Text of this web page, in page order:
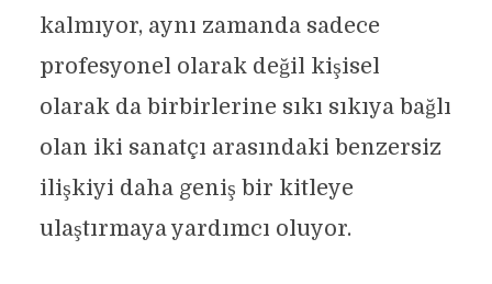
kalmıyor, aynı zamanda sadece
profesyonel olarak değil kişisel
olarak da birbirlerine sıkı sıkıya bağlı
olan iki sanatçı arasındaki benzersiz
ilişkiyi daha geniş bir kitleye
ulaştırmaya yardımcı oluyor.